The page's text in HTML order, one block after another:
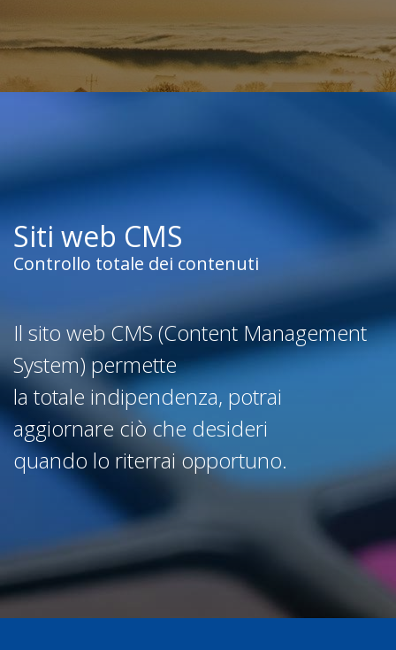
Siti web CMS
Controllo totale dei contenuti
Il sito web CMS (Content Management
System) permette
la totale indipendenza, potrai
aggiornare ciò che desideri
quando lo riterrai opportuno.